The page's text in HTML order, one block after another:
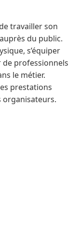
travailler son
du public.
s’équiper
de professionnels
le métier.
prestations
organisateurs.